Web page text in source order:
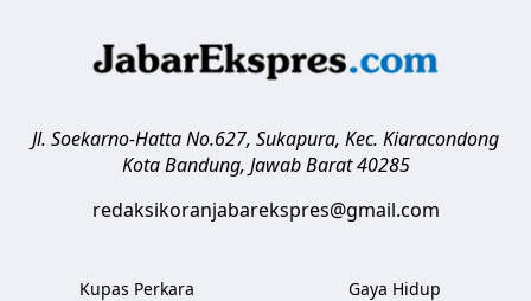
Jl. Soekarno-Hatta No.627, Sukapura, Kec. Kiaracondong
Kota Bandung, Jawab Barat 40285
redaksikoranjabarekspres@gmail.com
Kupas Perkara
Gaya Hidup